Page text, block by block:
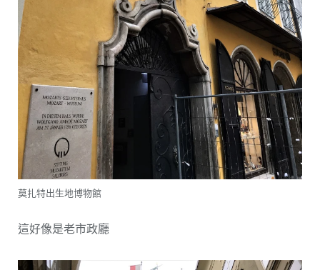
莫扎特出生地博物館
這好像是老市政廳